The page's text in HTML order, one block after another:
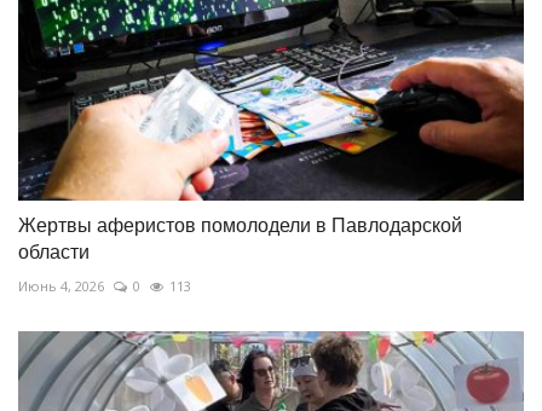
Жертвы аферистов помолодели в Павлодарской
области
Июнь 4, 2026 0 113